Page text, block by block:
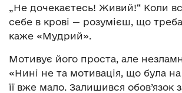
„Не дочекаєтесь! Живий!“ Коли
себе в крові — розумієш, що
каже «Мудрий».
Мотивує його проста, але
«Нині не та мотивація, що була
її вже мало. Залишився обов’язок